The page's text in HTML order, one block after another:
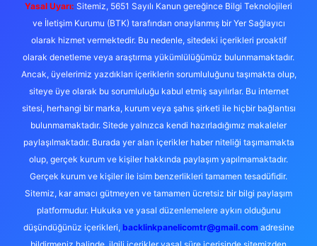
Yasal Uyarı: Sitemiz, 5651 Sayılı Kanun gereğince Bilgi Teknolojileri
ve İletişim Kurumu (BTK) tarafından onaylanmış bir Yer Sağlayıcı
olarak hizmet vermektedir. Bu nedenle, sitedeki içerikleri proaktif
olarak denetleme veya araştırma yükümlülüğümüz bulunmamaktadır.
Ancak, üyelerimiz yazdıkları içeriklerin sorumluluğunu taşımakta olup,
siteye üye olarak bu sorumluluğu kabul etmiş sayılırlar. Bu internet
sitesi, herhangi bir marka, kurum veya şahıs şirketi ile hiçbir bağlantısı
bulunmamaktadır. Sitede yalnızca kendi hazırladığımız makaleler
paylaşılmaktadır. Burada yer alan içerikler haber niteliği taşımamakta
olup, gerçek kurum ve kişiler hakkında paylaşım yapılmamaktadır.
Gerçek kurum ve kişiler ile isim benzerlikleri tamamen tesadüfidir.
Sitemiz, kar amacı gütmeyen ve tamamen ücretsiz bir bilgi paylaşım
platformudur. Hukuka ve yasal düzenlemelere aykırı olduğunu
düşündüğünüz içerikleri, backlinkpanelicomtr@gmail.comadresine